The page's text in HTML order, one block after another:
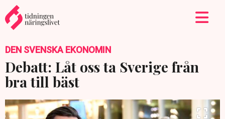
DEN SVENSKA EKONOMIN
Debatt: Låt oss ta Sverige från
bra till bäst